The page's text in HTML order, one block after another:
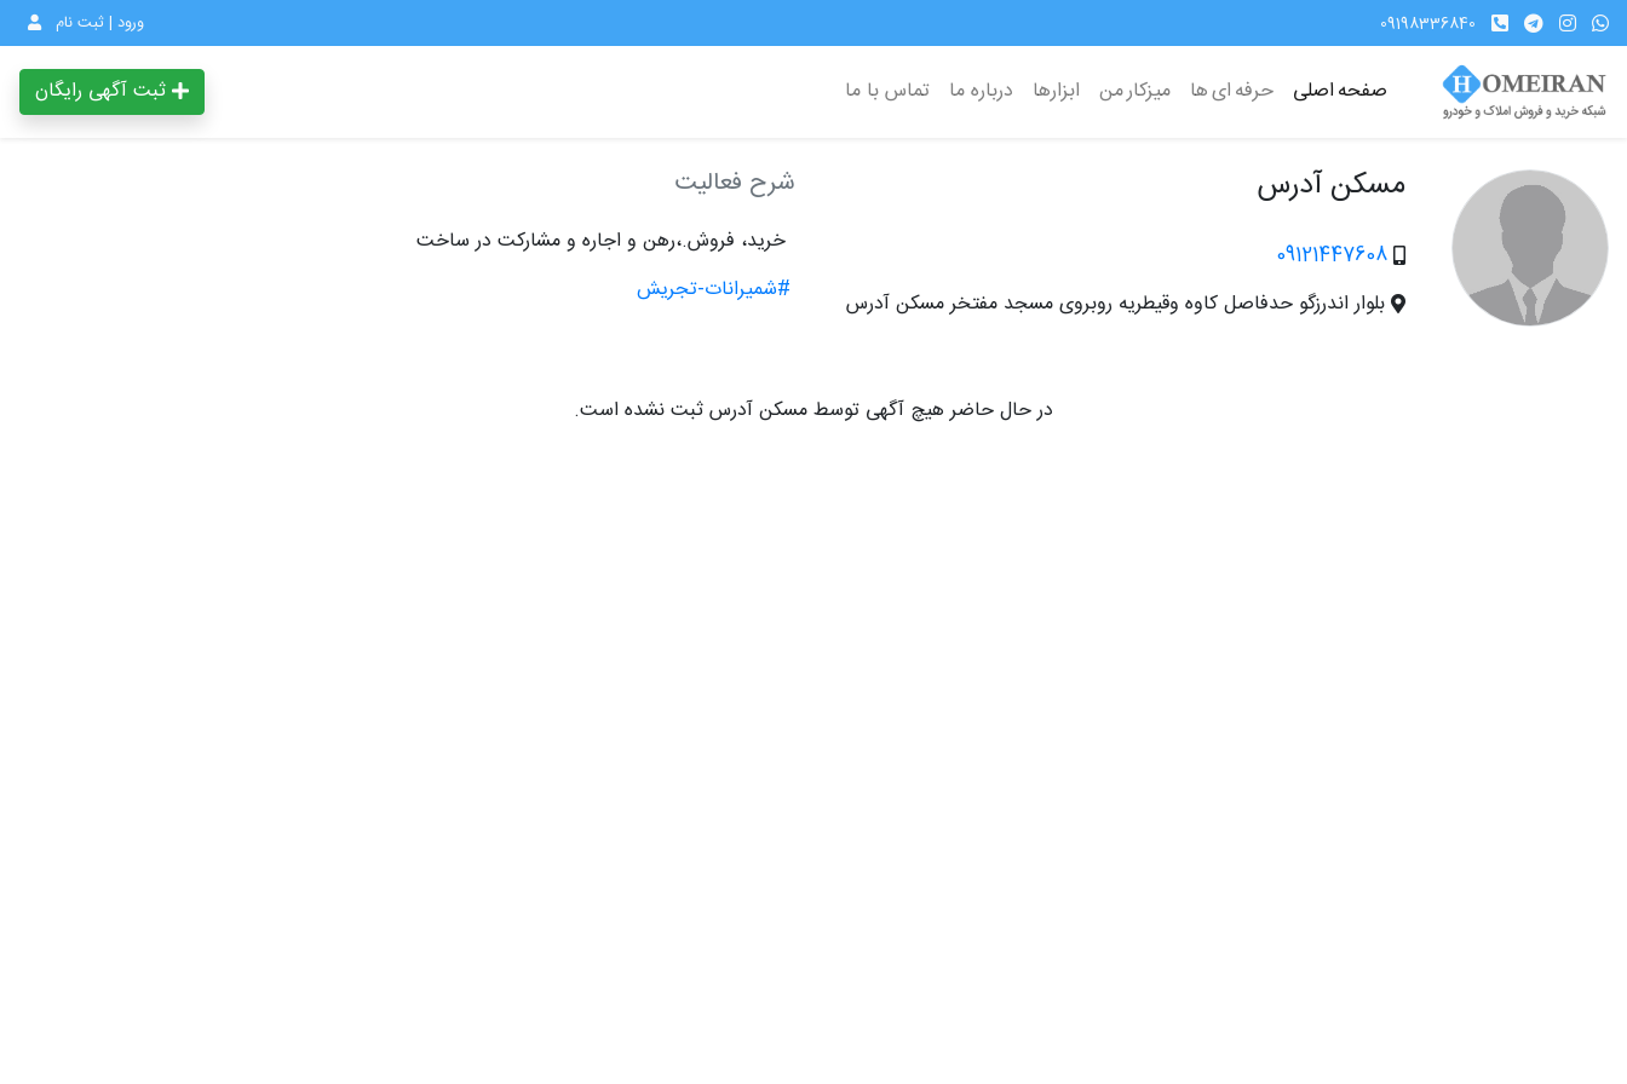
09198336840 ورود | ثبت نام
صفحه اصلی حرفه ای ها میزکار من ابزارها درباره ما تماس با ما ثبت آگهی رایگان
مسکن آدرس
09121447608
بلوار اندرزگو حدفاصل کاوه وقیطریه روبروی مسجد مفتخر مسکن آدرس
شرح فعالیت
خرید، فروش.،رهن و اجاره و مشارکت در ساخت
#شمیرانات-تجریش
در حال حاضر هیچ آگهی توسط مسکن آدرس ثبت نشده است.